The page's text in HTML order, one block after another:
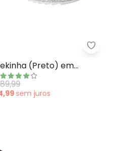
Molekinha (Preta) em
(Preto) em
sem juros